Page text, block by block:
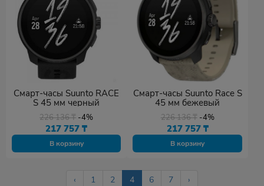
Смарт-часы Suunto RACE
S 45 мм черный
226 136₸ -4%
217 757₸
В корзину
Смарт-часы Suunto Race S
45 мм бежевый
226 136₸ -4%
217 757 ₸
В корзину
‹ 1 2 4 6 7 ›